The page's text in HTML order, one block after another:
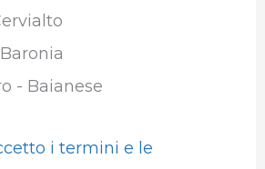
- Baianese
i termini e le